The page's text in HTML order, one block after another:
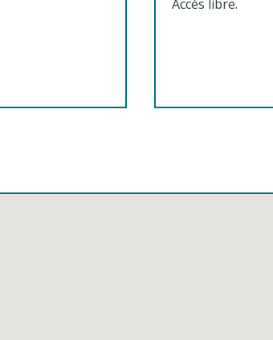
Accès libre.